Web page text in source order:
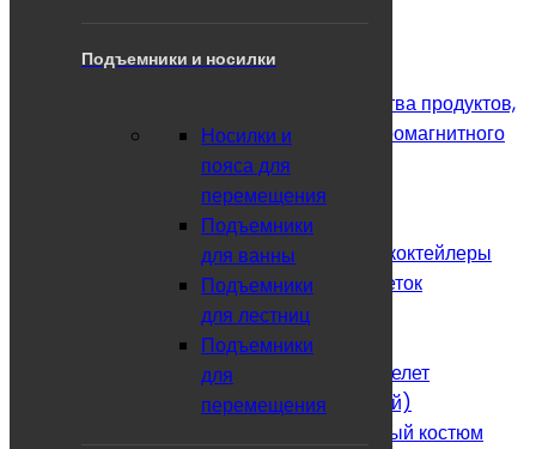
Подъемники и носилки
Носилки и
пояса для
перемещения
Подъемники
для ванны
Подъемники
для лестниц
Подъемники
для
перемещения
Магнитотерапия
СОЭКС для определения качества продуктов,
воды, уровня радиации и электромагнитного
Отсасыватели медицинские
Ингаляторы
Кислородные концентраторы и коктейлеры
Контейнеры для хранения таблеток
Камни и подогреватели
Реабилитационный Комбинезон РК
Параподиумы динамические и экзоскелет
Модификация PD (динамический)
Реабилитационный экзоскелетный костюм